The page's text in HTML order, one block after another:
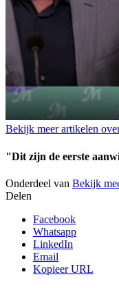
Bekijk meer artikelen
"Dit zijn de eerste
Onderdeel van Bekijk
Delen
Facebook
Whatsapp
LinkedIn
Email
Kopieer URL